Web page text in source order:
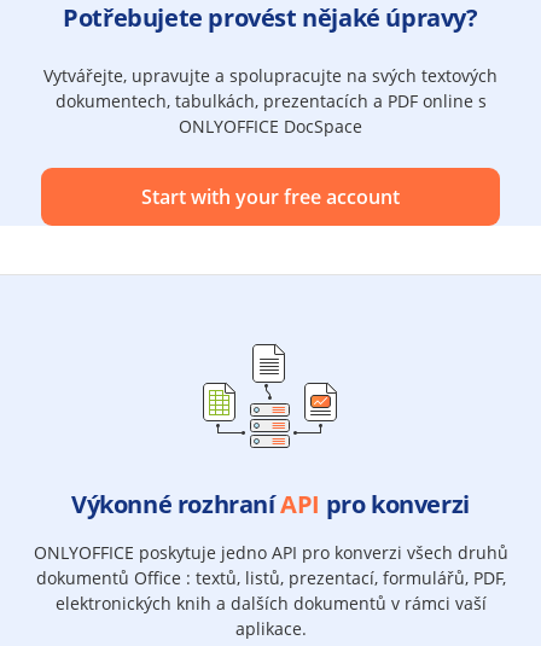
Potřebujete provést nějaké úpravy?
Vytvářejte, upravujte a spolupracujte na svých textových
dokumentech, tabulkách, prezentacích a PDF online s
ONLYOFFICE DocSpace
Start with your free account
Výkonné rozhraníAPI pro konverzi
ONLYOFFICE poskytuje jedno API pro konverzi všech druhů
dokumentů Office : textů, listů, prezentací, formulářů, PDF,
elektronických knih a dalších dokumentů v rámci vaší
aplikace.